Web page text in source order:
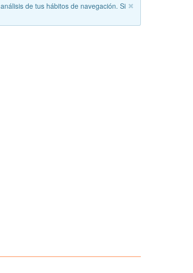
de tus hábitos de navegación. Si